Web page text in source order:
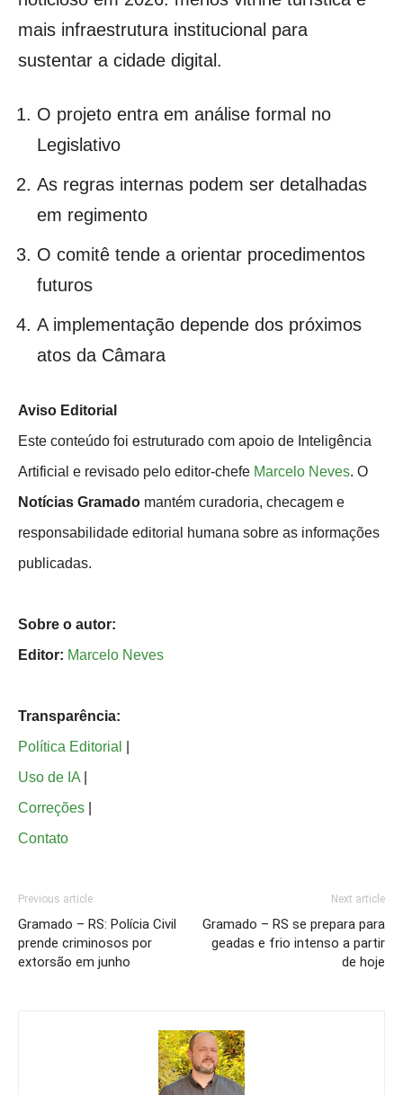
mais infraestrutura institucional para
sustentar a cidade digital.
O projeto entra em análise formal no
Legislativo
As regras internas podem ser detalhadas
em regimento
O comitê tende a orientar procedimentos
futuros
A implementação depende dos próximos
atos da Câmara
Aviso Editorial
Este conteúdo foi estruturado com apoio de Inteligência
Artificial e revisado pelo editor-chefe Marcelo Neves. O
Notícias Gramado mantém curadoria, checagem e
responsabilidade editorial humana sobre as informações
publicadas.
Sobre o autor:
Editor: Marcelo Neves
Transparência:
Política Editorial
Uso de IA
Correções
Contato
Previous article
Gramado – RS: Polícia Civil
prende criminosos por
extorsão em junho
Next article
Gramado – RS se prepara para
geadas e frio intenso a partir
de hoje